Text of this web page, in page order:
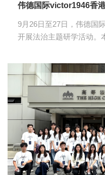
伟德国际victor1946香
9月26日至27日，伟德国
开展法治主题研学活动。
港大学进行参观学习，实
在香港高等法院，师生体
署，师生感知香港百年
察时代浪潮下律师角色的
格物”与“求真、立信、笃行”的跨
利开展，有效拓宽了师生